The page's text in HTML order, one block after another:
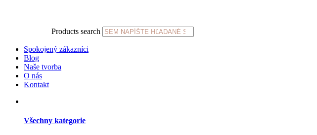
Products search
Spokojený zákazníci
Blog
Naše tvorba
O nás
Kontakt
Všechny kategorie